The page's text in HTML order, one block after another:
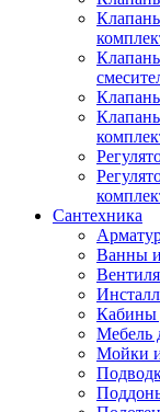
Сантехника
Ванны
Кабины
Мебель
Мойки